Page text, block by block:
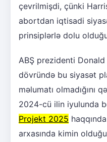
çevrilmişdi, çünki
abortdan iqtisadi
prinsiplərlə dolu
ABŞ prezidenti
dövründə bu siyasət
məlumatı olmadığını
2024-cü ilin iyulunda
Projekt 2025
arxasında kimin